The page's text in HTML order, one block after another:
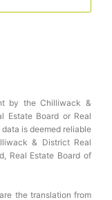
by the Chilliwack &
Estate Board or Real
is deemed reliable
& District Real
Real Estate Board of
the translation from